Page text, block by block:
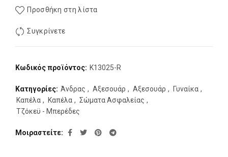
Προσθήκη στη λίστα
Συγκρίνετε
Κωδικός προϊόντος: K13025-R
Κατηγορίες: Άνδρας , Αξεσουάρ , Αξεσουάρ , Γυναίκα ,
Καπέλα , Καπέλα , Σώματα Ασφαλείας ,
Τζόκεϋ - Μπερέδες
Μοιραστείτε